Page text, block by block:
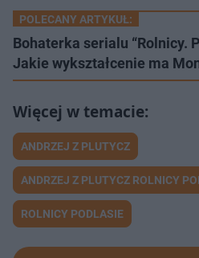
POLECANY ARTYKUŁ:
Bohaterka serialu “Rolnicy.
Jakie wykształcenie ma
ANDRZEJ Z PLUTYCZ
ANDRZEJ Z PLUTYCZ ROLNICY
ROLNICY PODLASIE